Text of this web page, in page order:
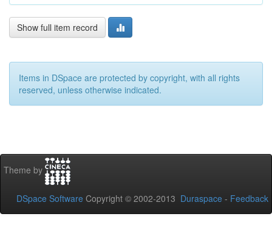
Show full item record
Items in DSpace are protected by copyright, with all rights
reserved, unless otherwise indicated.
Theme by
DSpace Software Copyright © 2002-2013 Duraspace - Feedback